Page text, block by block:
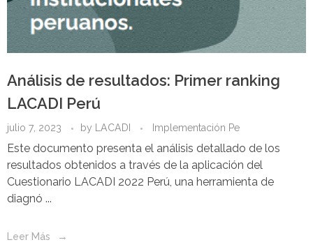
Análisis de resultados: Primer ranking
LACADI Perú
julio 7, 2023 by LACADI Implementación Pe
Este documento presenta el análisis detallado de los
resultados obtenidos a través de la aplicación del
Cuestionario LACADI 2022 Perú, una herramienta de
diagnó ...
Leer Más